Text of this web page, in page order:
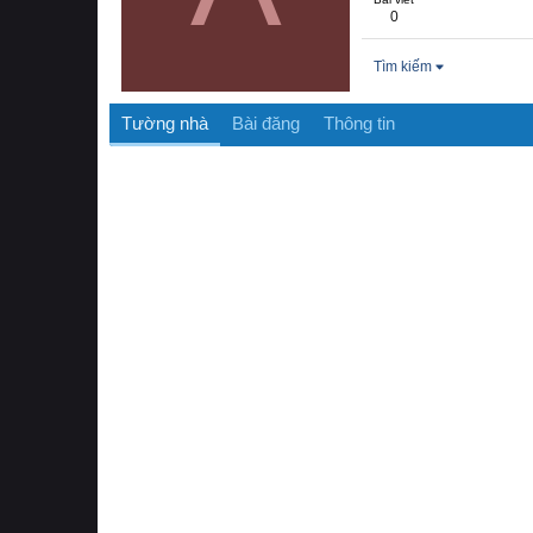
0
Tìm kiếm
Tường nhà Bài đăng Thông tin